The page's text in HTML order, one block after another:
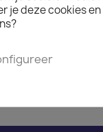
je deze cookies